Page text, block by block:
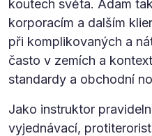
koutech světa. Adam
korporacím a dalším
při komplikovaných a
často v zemích a
standardy a obchodní
Jako instruktor
vyjednávací,